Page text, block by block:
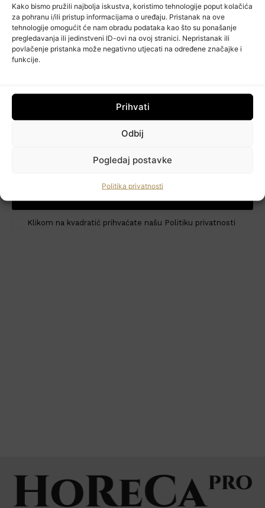
HoReCa PRO
Kako bismo pružili najbolja iskustva, koristimo tehnologije poput kolačića
za pohranu i/ili pristup informacijama o uređaju. Pristanak na ove
tehnologije omogućit će nam obradu podataka kao što su ponašanje
pregledavanja ili jedinstveni ID-ovi na ovoj stranici. Nepristanak ili
povlačenje pristanka može negativno utjecati na određene značajke i
funkcije.
Prihvati
Odbij
Pogledaj postavke
Politika privatnosti
VIJESTI 23/07/2026
Kuhinja koja šuti: seksualno uznemiravanje kao operativni
problem
POSLOVNI SAVJETI
Klikom na kvadratić prihvaćate našu Politiku privatnosti